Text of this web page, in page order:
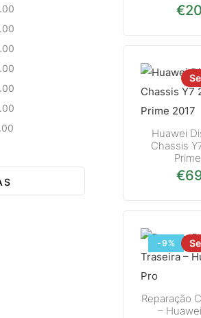
€
Huawei
Chassis
€
-9%
Reparação
–